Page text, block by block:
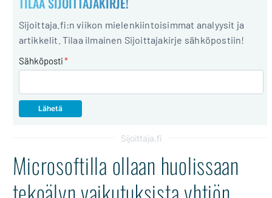
Sijoittaja.fi:n viikon mielenkiintoisimmat analyysit ja
artikkelit. Tilaa ilmainen Sijoittajakirje sähköpostiin!
Sähköposti*
Sijoittaja.fi
Microsoftilla ollaan huolissaan